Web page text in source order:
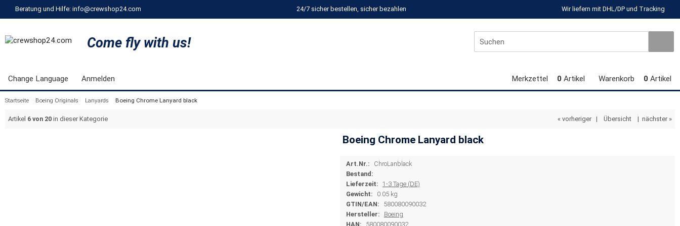
Beratung und Hilfe: info@crewshop24.com 24/7 sicher bestellen, sicher bezahlen Wir liefern mit DHL/DP und Tracking
Come fly with us!
Change Language Anmelden Warenkorb 0 Artikel
Merkzettel 0 Artikel
Startseite Boeing Originals Lanyards Boeing Chrome Lanyard black
Artikel 6 von 20 in dieser Kategorie « vorheriger | Übersicht | nächster »
Boeing Chrome Lanyard black
Art.Nr.:
ChroLanblack
Bestand:
Lieferzeit: 1-3 Tage (DE)
Gewicht:
0.05 kg
GTIN/EAN:
580080090032
Hersteller:
Boeing
HAN:
580080090032